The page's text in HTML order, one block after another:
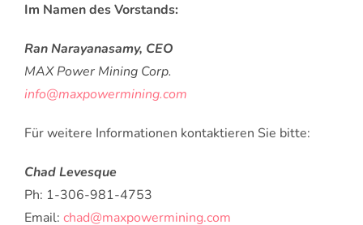
Im Namen des Vorstands:
Ran Narayanasamy, CEO
MAX Power Mining Corp.
info@maxpowermining.com
Für weitere Informationen kontaktieren Sie bitte:
Chad Levesque
Ph: 1-306-981-4753
Email: chad@maxpowermining.com